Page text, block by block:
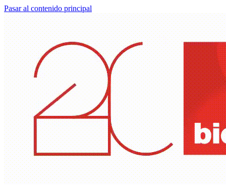
Pasar al contenido principal